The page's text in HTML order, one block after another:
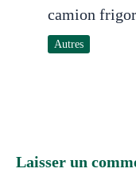
camion
Autres
Laisser un